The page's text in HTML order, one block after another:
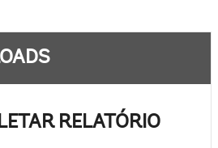
RELATÓRIO